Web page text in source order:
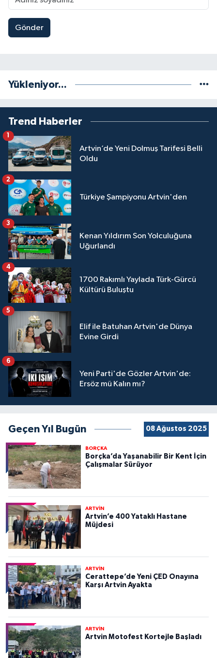
Gönder
Yükleniyor...
Trend Haberler
Artvin’de Yeni Dolmuş Tarifesi Belli
Oldu
Türkiye Şampiyonu Artvin'den
2
Kenan Yıldırım Son Yolculuğuna
Uğurlandı
3
1700 Rakımlı Yaylada Türk-Gürcü
Kültürü Buluştu
4
Elif ile Batuhan Artvin'de Dünya
Evine Girdi
5
Yeni Parti'de Gözler Artvin'de:
Ersöz mü Kalın mı?
6
Geçen Yıl Bugün 08 Ağustos 2025
BORÇKA
Borçka’da Yaşanabilir Bir Kent İçin
Çalışmalar Sürüyor
ARTVİN
Artvin’e 400 Yataklı Hastane
Müjdesi
ARTVİN
Cerattepe’de Yeni ÇED Onayına
Karşı Artvin Ayakta
ARTVİN
Artvin Motofest Kortejle Başladı